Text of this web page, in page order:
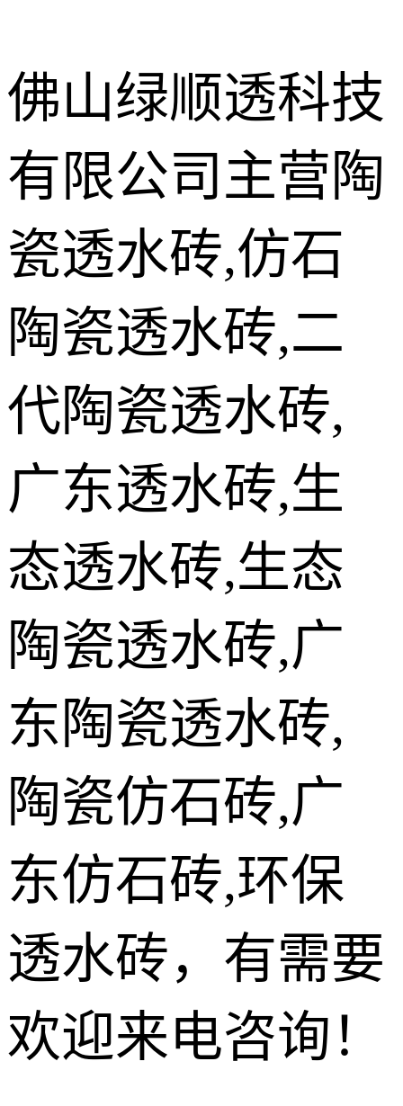
佛山绿顺透科技
有限公司主营陶
瓷透水砖,仿石
陶瓷透水砖,二
代陶瓷透水砖,
广东透水砖,生
态透水砖,生态
陶瓷透水砖,广
东陶瓷透水砖,
陶瓷仿石砖,广
东仿石砖,环保
透水砖，有需要
欢迎来电咨询！
施工现场案
LEC瓷质透
水花岗岩
仿石陶瓷透
水砖
陶瓷透水砖